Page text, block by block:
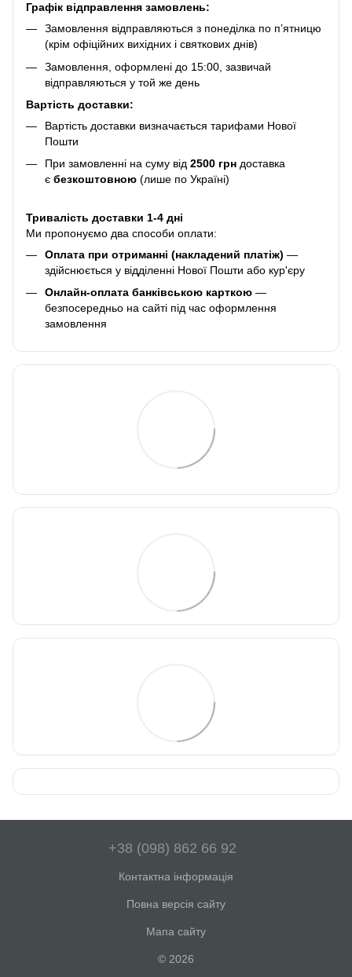
Графік відправлення замовлень:
Замовлення відправляються з понеділка по п’ятницю
(крім офіційних вихідних і святкових днів)
Замовлення, оформлені до 15:00, зазвичай
відправляються у той же день
Вартість доставки:
Вартість доставки визначається тарифами Нової
Пошти
При замовленні на суму від 2500 грн доставка
є безкоштовною (лише по Україні)
Тривалість доставки 1-4 дні
Ми пропонуємо два способи оплати:
Оплата при отриманні (накладений платіж) —
здійснюється у відділенні Нової Пошти або кур'єру
Онлайн-оплата банківською карткою —
безпосередньо на сайті під час оформлення
замовлення
+38 (098) 862 66 92
Контактна інформація
Повна версія сайту
Мапа сайту
© 2026